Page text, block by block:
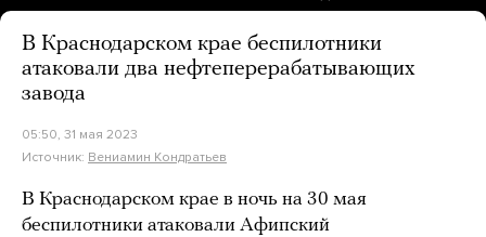
В Краснодарском крае беспилотники
атаковали два нефтеперерабатывающих
завода
05:50, 31 мая 2023
Источник: Вениамин Кондратьев
В Краснодарском крае в ночь на 30 мая
беспилотники атаковали Афипский